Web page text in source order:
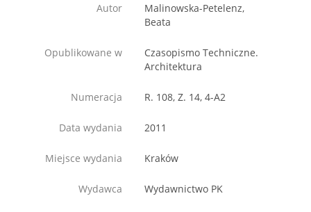
Autor
Malinowska-Petelenz,
Beata
Opublikowane w
Czasopismo Techniczne.
Architektura
Numeracja R. 108, Z. 14, 4-A2
Data wydania 2011
Miejsce wydania Kraków
Wydawca Wydawnictwo PK